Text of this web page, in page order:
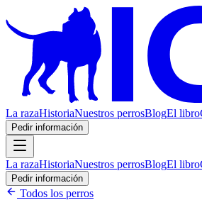
La razaHistoriaNuestros perrosBlogEl libro
Pedir información
La razaHistoriaNuestros perrosBlogEl libro
Pedir información
Todos los perros